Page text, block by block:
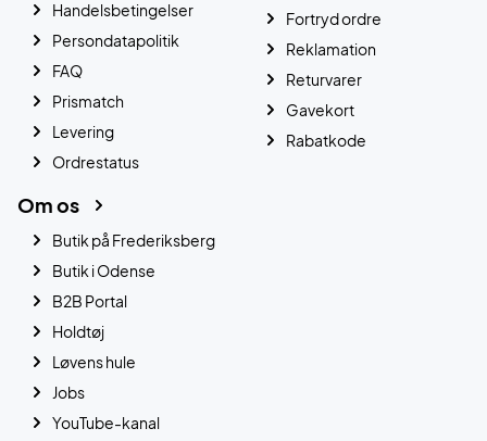
Handelsbetingelser
Persondatapolitik
FAQ
Prismatch
Levering
Ordrestatus
Fortryd ordre
Reklamation
Returvarer
Gavekort
Rabatkode
Om os
Butik på Frederiksberg
Butik i Odense
B2B Portal
Holdtøj
Løvens hule
Jobs
YouTube-kanal